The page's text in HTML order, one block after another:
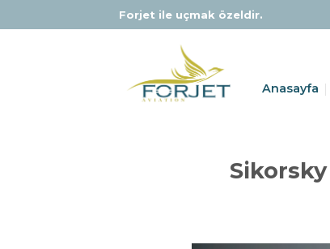
to
Forjet ile uçmak özeldir.
Anasayfa